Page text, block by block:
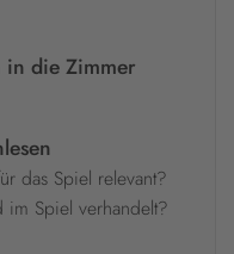
in die Zimmer
das Spiel relevant?
im Spiel verhandelt?